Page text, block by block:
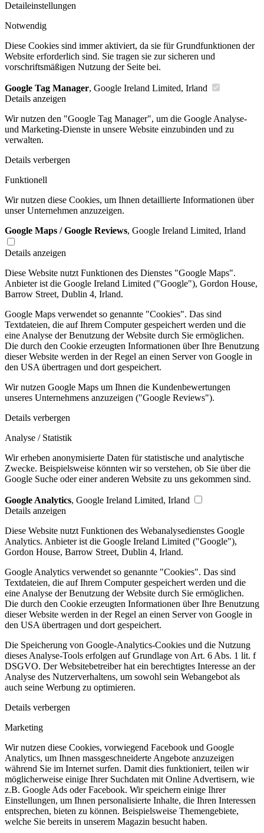
Detaileinstellungen
Notwendig
Diese Cookies sind immer aktiviert, da sie für Grundfunktionen der
Website erforderlich sind. Sie tragen sie zur sicheren und
vorschriftsmäßigen Nutzung der Seite bei.
Google Tag Manager, Google Ireland Limited, Irland
Details anzeigen
Wir nutzen den "Google Tag Manager", um die Google Analyse-
und Marketing-Dienste in unsere Website einzubinden und zu
verwalten.
Details verbergen
Funktionell
Wir nutzen diese Cookies, um Ihnen detaillierte Informationen über
unser Unternehmen anzuzeigen.
Google Maps / Google Reviews, Google Ireland Limited, Irland
Details anzeigen
Diese Website nutzt Funktionen des Dienstes "Google Maps".
Anbieter ist die Google Ireland Limited ("Google"), Gordon House,
Barrow Street, Dublin 4, Irland.
Google Maps verwendet so genannte "Cookies". Das sind
Textdateien, die auf Ihrem Computer gespeichert werden und die
eine Analyse der Benutzung der Website durch Sie ermöglichen.
Die durch den Cookie erzeugten Informationen über Ihre Benutzung
dieser Website werden in der Regel an einen Server von Google in
den USA übertragen und dort gespeichert.
Wir nutzen Google Maps um Ihnen die Kundenbewertungen
unseres Unternehmens anzuzeigen ("Google Reviews").
Details verbergen
Analyse / Statistik
Wir erheben anonymisierte Daten für statistische und analytische
Zwecke. Beispielsweise könnten wir so verstehen, ob Sie über die
Google Suche oder einer anderen Website zu uns gekommen sind.
Google Analytics, Google Ireland Limited, Irland
Details anzeigen
Diese Website nutzt Funktionen des Webanalysedienstes Google
Analytics. Anbieter ist die Google Ireland Limited ("Google"),
Gordon House, Barrow Street, Dublin 4, Irland.
Google Analytics verwendet so genannte "Cookies". Das sind
Textdateien, die auf Ihrem Computer gespeichert werden und die
eine Analyse der Benutzung der Website durch Sie ermöglichen.
Die durch den Cookie erzeugten Informationen über Ihre Benutzung
dieser Website werden in der Regel an einen Server von Google in
den USA übertragen und dort gespeichert.
Die Speicherung von Google-Analytics-Cookies und die Nutzung
dieses Analyse-Tools erfolgen auf Grundlage von Art. 6 Abs. 1 lit. f
DSGVO. Der Websitebetreiber hat ein berechtigtes Interesse an der
Analyse des Nutzerverhaltens, um sowohl sein Webangebot als
auch seine Werbung zu optimieren.
Details verbergen
Marketing
Wir nutzen diese Cookies, vorwiegend Facebook und Google
Analytics, um Ihnen massgeschneiderte Angebote anzuzeigen
während Sie im Internet surfen. Damit dies funktioniert, teilen wir
möglicherweise einige Ihrer Suchdaten mit Online Advertisern, wie
z.B. Google Ads oder Facebook. Wir speichern einige Ihrer
Einstellungen, um Ihnen personalisierte Inhalte, die Ihren Interessen
entsprechen, bieten zu können. Beispielsweise Themengebiete,
welche Sie bereits in unserem Magazin besucht haben.